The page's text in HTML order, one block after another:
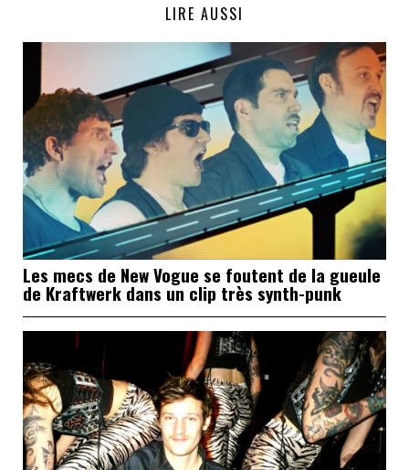
LIRE AUSSI
Les mecs de New Vogue se foutent de la gueule
de Kraftwerk dans un clip très synth-punk